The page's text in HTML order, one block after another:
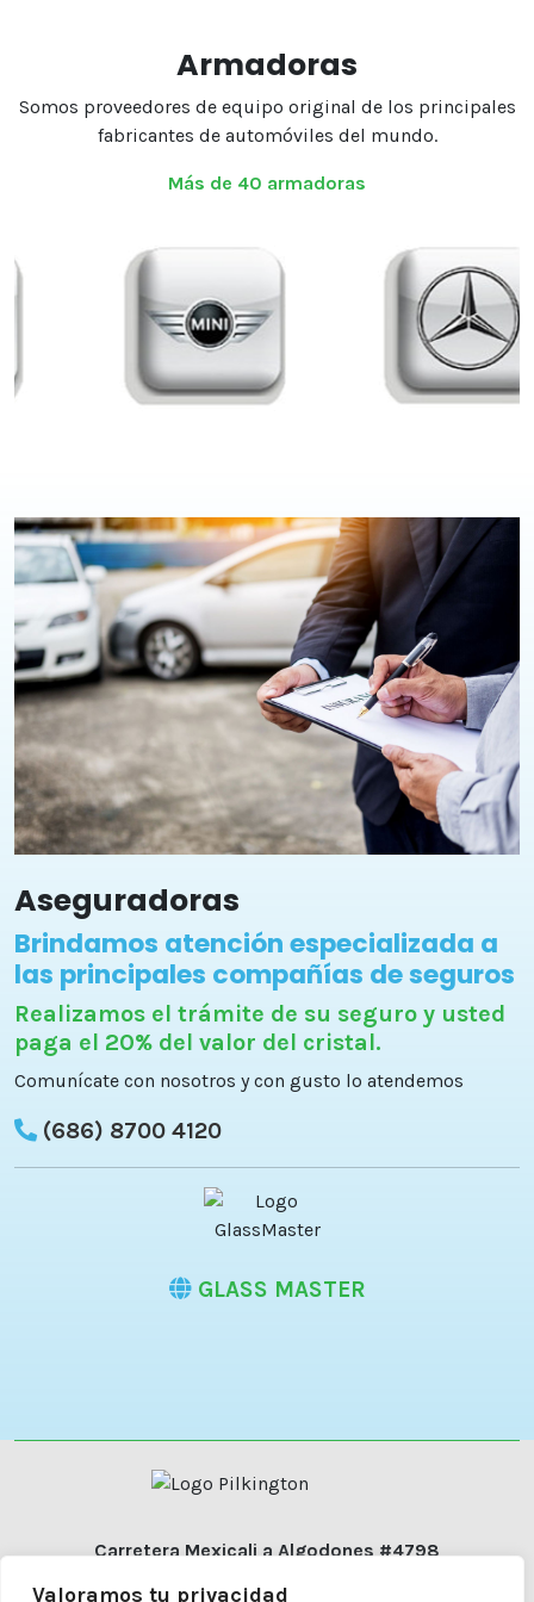
Valoramos tu privacidad
Armadoras
Somos proveedores de equipo original de los principales
fabricantes de automóviles del mundo.
Más de 40 armadoras
Aseguradoras
Brindamos atención especializada a
las principales compañías de seguros
Realizamos el trámite de su seguro y usted
paga el 20% del valor del cristal.
Comunícate con nosotros y con gusto lo atendemos
(686) 8700 4120
GLASS MASTER
Carretera Mexicali a Algodones #4798